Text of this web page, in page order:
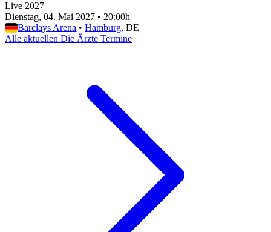
Live 2027
Dienstag, 04. Mai 2027 • 20:00h
Barclays Arena • Hamburg, DE
Alle aktuellen Die Ärzte Termine